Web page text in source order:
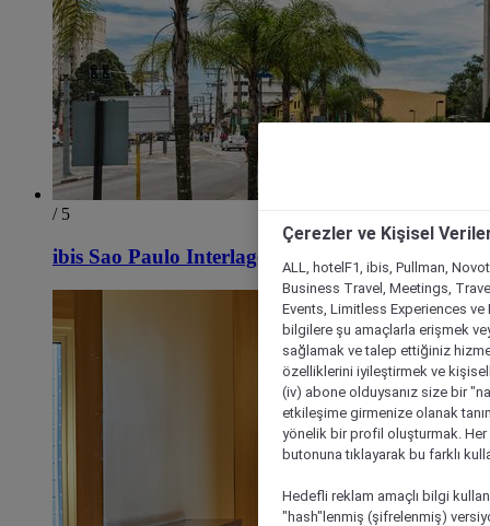
/ 5
ibis Sao Paulo Interlagos
Çerezler ve Kişisel
ALL, hotelF1, ibis, Pullman,
Business Travel, Meetings,
Events, Limitless Experiences
bilgilere şu amaçlarla erişmek
sağlamak ve talep ettiğiniz
özelliklerini iyileştirmek ve
(iv) abone olduysanız size bir
etkileşime girmenize olanak
yönelik bir profil oluşturmak.
butonuna tıklayarak bu farklı
Hedefli reklam amaçlı bilgi
"hash"lenmiş (şifrelenmiş)